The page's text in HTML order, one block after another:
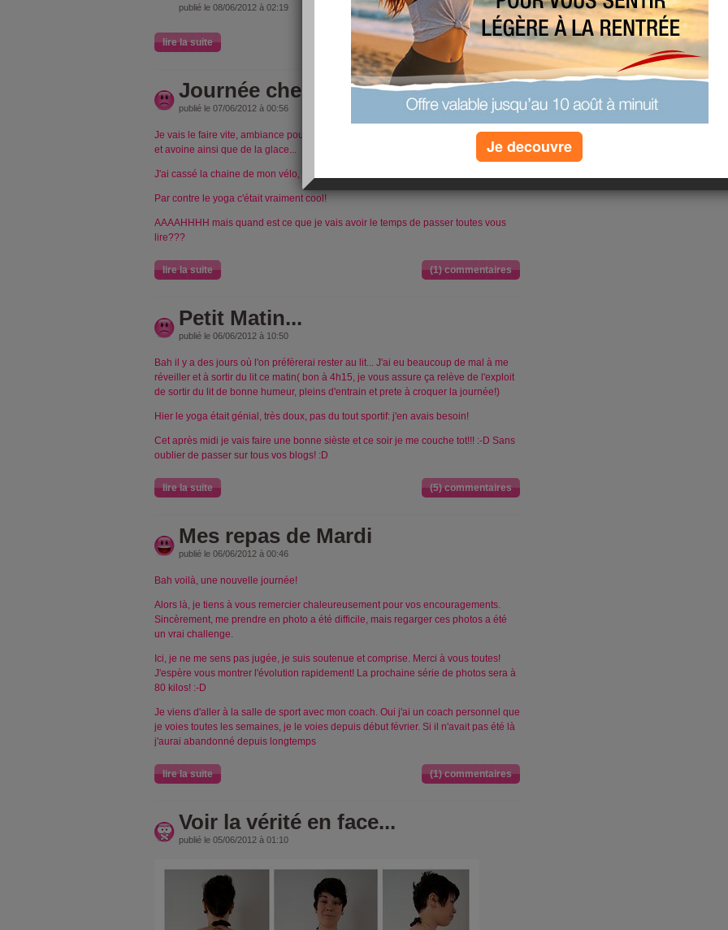
publié le 08/06/2012 à 02:19
lire la suite (1) commentaires
Journée chelou en sommeut
publié le 07/06/2012 à 00:56
Je vais le faire vite, ambiance pourrie au boulot, j'ai mangé une barre au chocolat
et avoine ainsi que de la glace...
J'ai cassé la chaine de mon vélo, faut que je la change.
Par contre le yoga c'était vraiment cool!
AAAAHHHH mais quand est ce que je vais avoir le temps de passer toutes vous
lire???
lire la suite (1) commentaires
Petit Matin...
publié le 06/06/2012 à 10:50
Bah il y a des jours où l'on préfèrerai rester au lit... J'ai eu beaucoup de mal à me
réveiller et à sortir du lit ce matin( bon à 4h15, je vous assure ça relève de l'exploit
de sortir du lit de bonne humeur, pleins d'entrain et prete à croquer la journée!)
Hier le yoga était génial, très doux, pas du tout sportif: j'en avais besoin!
Cet après midi je vais faire une bonne sièste et ce soir je me couche tot!!! :-D Sans
oublier de passer sur tous vos blogs! :D
lire la suite (5) commentaires
Mes repas de Mardi
publié le 06/06/2012 à 00:46
Bah voilà, une nouvelle journée!
Alors là, je tiens à vous remercier chaleureusement pour vos encouragements.
Sincèrement, me prendre en photo a été difficile, mais regarger ces photos a été
un vrai challenge.
Ici, je ne me sens pas jugée, je suis soutenue et comprise. Merci à vous toutes!
J'espère vous montrer l'évolution rapidement! La prochaine série de photos sera à
80 kilos! :-D
Je viens d'aller à la salle de sport avec mon coach. Oui j'ai un coach personnel que
je voies toutes les semaines, je le voies depuis début février. Si il n'avait pas été là
j'aurai abandonné depuis longtemps
lire la suite (1) commentaires
Voir la vérité en face...
publié le 05/06/2012 à 01:10
Je decouvre